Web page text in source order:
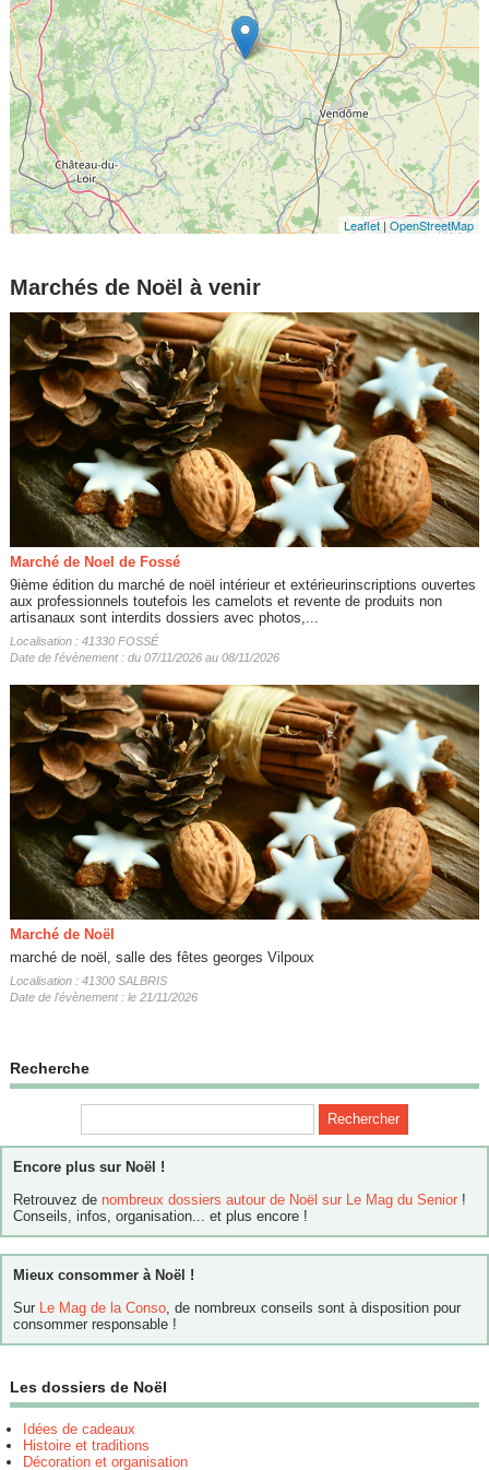
Leaflet|OpenStreetMap
Marchés de Noël à venir
Marché de Noel de Fossé
9ième édition du marché de noël intérieur et extérieurinscriptions ouvertes
aux professionnels toutefois les camelots et revente de produits non
artisanaux sont interdits dossiers avec photos,...
Localisation : 41330 FOSSÉ
Date de l'évènement : du 07/11/2026 au 08/11/2026
Marché de Noël
marché de noël, salle des fêtes georges Vilpoux
Localisation : 41300 SALBRIS
Date de l'évènement : le 21/11/2026
Recherche
Encore plus sur Noël !
Retrouvez de nombreux dossiers autour de Noël sur Le Mag du Senior !
Conseils, infos, organisation... et plus encore !
Mieux consommer à Noël !
Sur Le Mag de la Conso, de nombreux conseils sont à disposition pour
consommer responsable !
Les dossiers de Noël
Idées de cadeaux
Histoire et traditions
Décoration et organisation